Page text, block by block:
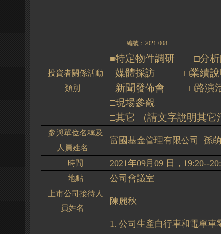
編號：2021-008
投資者關係活動
類別
■特定物件調研 □分
□媒體採訪 □業績
□新聞發佈會 □路演
□現場參觀
□其它 （請文字說明其它
參與單位名稱及
人員姓名
富國基金管理有限公司 孫萌
時間 2021年09月 09 日， 19:20--
地點 公司會議室
上市公司接待人
員姓名
陳麗秋
1. 公司生產自行車和電單車